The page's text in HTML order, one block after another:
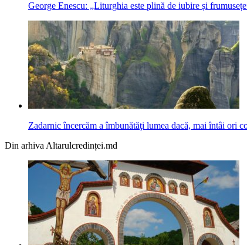
George Enescu: „Liturghia este plină de iubire și
Zadarnic încercăm a îmbunătăţi lumea dacă, mai întâi ori
Din arhiva Altarulcredinței.md